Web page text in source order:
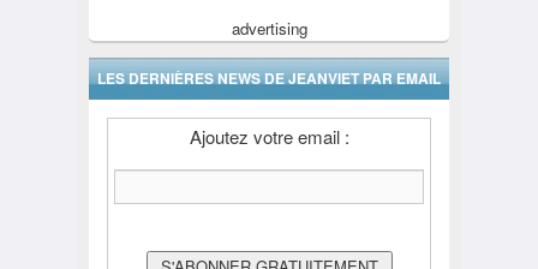
advertising
LES DERNIÈRES NEWS DE JEANVIET PAR EMAIL
Ajoutez votre email :